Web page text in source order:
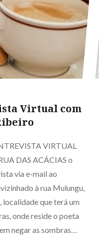
Virtual com
VIRTUAL
DAS ACÁCIAS o
via e-mail ao
à rua Mulungu,
que terá um
onde reside o poeta
negar as sombras…